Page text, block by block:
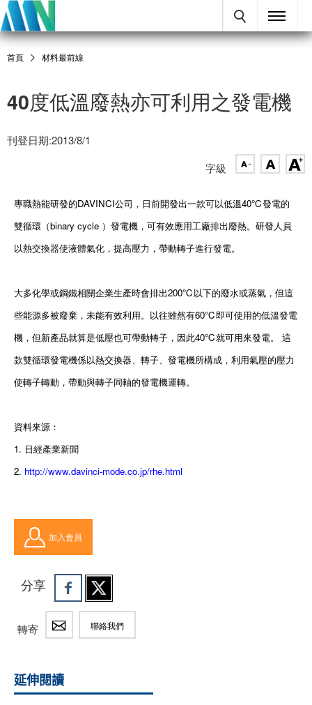
首頁 材料最前線
40度低溫廢熱亦可利用之發電機
刊登日期:2013/8/1
字級
專職熱能研發的DAVINCI公司，日前開發出一款可以低溫40℃發電的
雙循環（binary cycle ）發電機，可有效應用工廠排出廢熱。研發人員
以熱交換器使液體氣化，提高壓力，帶動轉子進行發電。
大多化學或鋼鐵相關企業生產時會排出200℃以下的廢水或蒸氣，但這
些能源多被廢棄，未能有效利用。以往雖然有60℃即可使用的低溫發電
機，但新產品就算是低壓也可帶動轉子，因此40℃就可用來發電。 這
款雙循環發電機係以熱交換器、轉子、發電機所構成，利用氣壓的壓力
使轉子轉動，帶動與轉子同軸的發電機運轉。
資料來源：
1. 日經產業新聞
2. http://www.davinci-mode.co.jp/rhe.html
加入會員
分享
轉寄 聯絡我們
延伸閱讀